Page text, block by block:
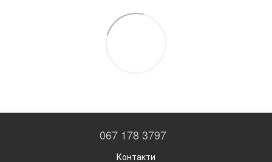
067 178 3797
Контакти